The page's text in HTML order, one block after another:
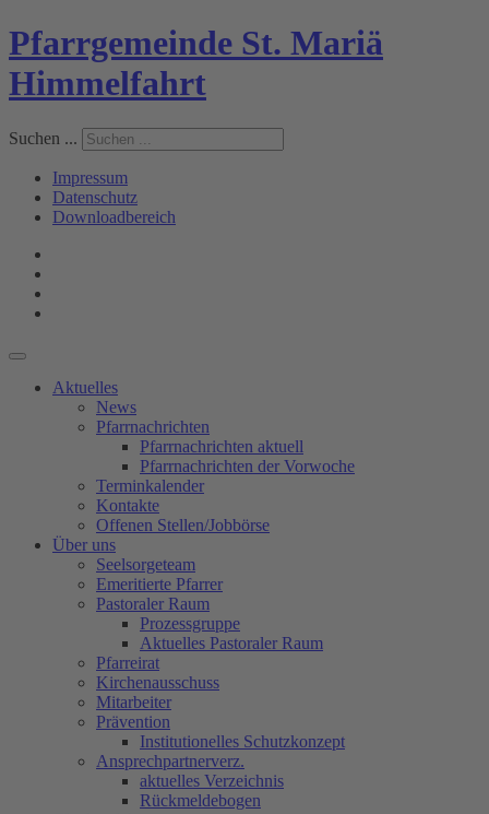
Pfarrgemeinde St. Mariä
Himmelfahrt
Suchen ...
Impressum
Datenschutz
Downloadbereich
Aktuelles
News
Pfarrnachrichten
Pfarrnachrichten aktuell
Pfarrnachrichten der Vorwoche
Terminkalender
Kontakte
Offenen Stellen/Jobbörse
Über uns
Seelsorgeteam
Emeritierte Pfarrer
Pastoraler Raum
Prozessgruppe
Aktuelles Pastoraler Raum
Pfarreirat
Kirchenausschuss
Mitarbeiter
Prävention
Institutionelles Schutzkonzept
Ansprechpartnerverz.
aktuelles Verzeichnis
Rückmeldebogen